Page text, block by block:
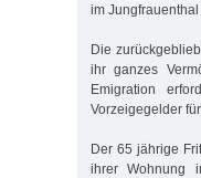
im Jungfrauenthal
Die
ihr ganzes
Emigration
Vorzeigegelder
Der 65 jährige
ihrer Wohnung